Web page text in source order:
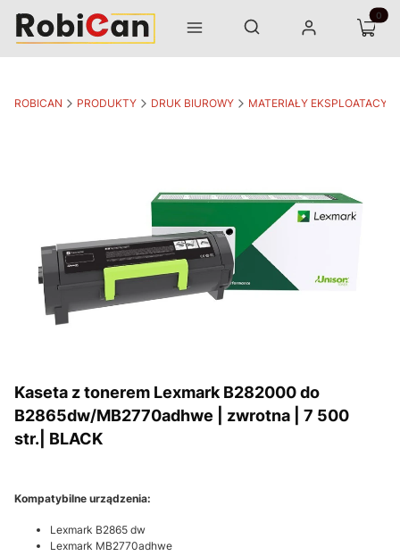
Menu Otwórz wyszukiwarkę
Szukaj Zaloguj się Koszyk
ROBICAN PRODUKTY DRUK BIUROWY MATERIAŁY
Kaseta z tonerem Lexmark B282000 do
B2865dw/MB2770adhwe | zwrotna | 7 500
str.| BLACK
Kompatybilne urządzenia:
Lexmark B2865 dw
Lexmark MB2770adhwe